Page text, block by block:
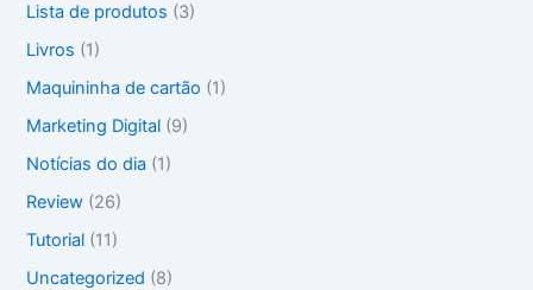
Lista de produtos (3)
Livros (1)
Maquininha de cartão (1)
Marketing Digital (9)
Notícias do dia (1)
Review (26)
Tutorial (11)
Uncategorized (8)